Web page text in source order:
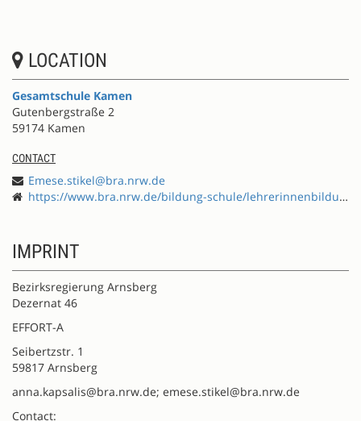
LOCATION
Gesamtschule Kamen
Gutenbergstraße 2
59174 Kamen
CONTACT
Emese.stikel@bra.nrw.de
https://www.bra.nrw.de/bildung-schule/lehrerinnenbildung/fortbildung/effort-schule-international-entwickeln
IMPRINT
Bezirksregierung Arnsberg
Dezernat 46
EFFORT-A
Seibertzstr. 1
59817 Arnsberg
anna.kapsalis@bra.nrw.de; emese.stikel@bra.nrw.de
Contact: